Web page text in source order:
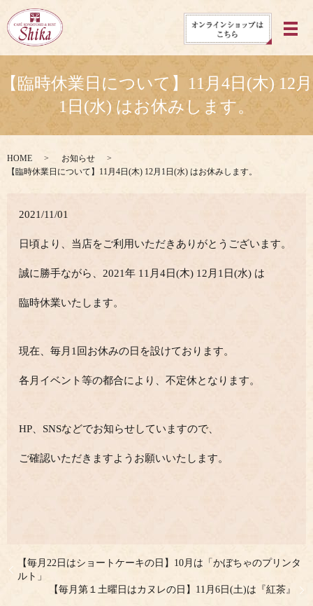
メ
【臨時休業日について】11月4日(木) 12月
1日(水) はお休みします。
HOME
お知らせ
【臨時休業日について】11月4日(木) 12月1日(水) はお休みします。
2021/11/01
日頃より、当店をご利用いただきありがとうございます。
誠に勝手ながら、2021年 11月4日(木) 12月1日(水) は
臨時休業いたします。
現在、毎月1回お休みの日を設けております。
各月イベント等の都合により、不定休となります。
HP、SNSなどでお知らせしていますので、
ご確認いただきますようお願いいたします。
【毎月22日はショートケーキの日】10月は「かぼちゃのプリンタ
ルト」
【毎月第１土曜日はカヌレの日】11月6日(土)は『紅茶』